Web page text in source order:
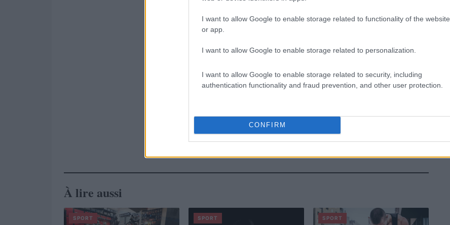
I want to allow Google to enable storage related to functionality of the website
or app.
I want to allow Google to enable storage related to personalization.
I want to allow Google to enable storage related to security, including
authentication functionality and fraud prevention, and other user protection.
CONFIRM
À lire aussi
SPORT SPORT SPORT